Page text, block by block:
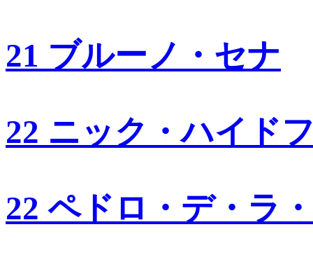
21 ブルーノ・セナ
22 ニック・ハイド
22 ペドロ・デ・ラ